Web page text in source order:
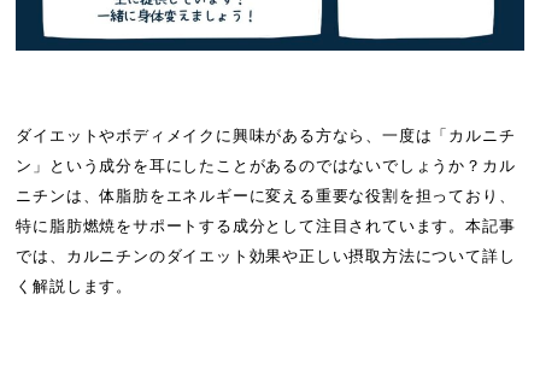
ダイエットやボディメイクに興味がある方なら、一度は「カルニチ
ン」という成分を耳にしたことがあるのではないでしょうか？カル
ニチンは、体脂肪をエネルギーに変える重要な役割を担っており、
特に脂肪燃焼をサポートする成分として注目されています。本記事
では、カルニチンのダイエット効果や正しい摂取方法について詳し
く解説します。